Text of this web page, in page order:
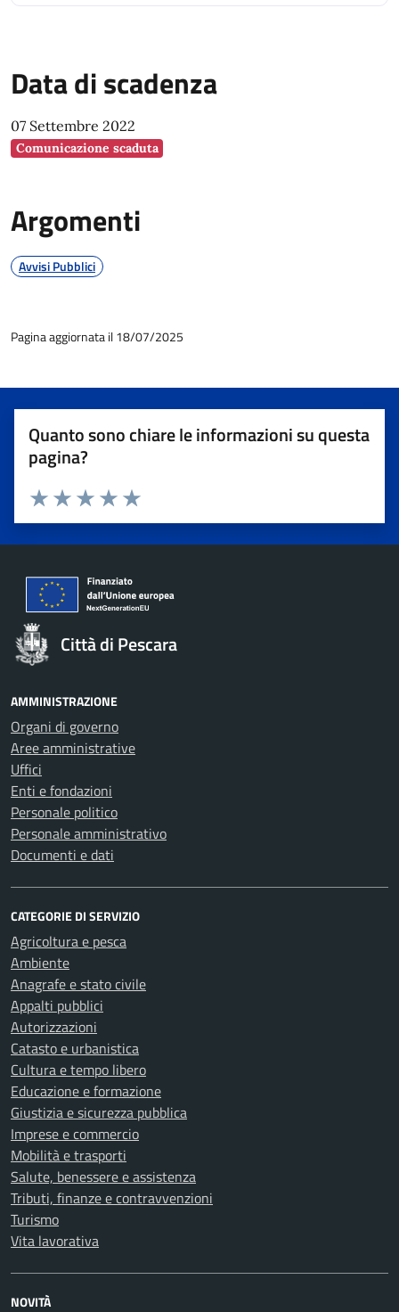
Data di scadenza
07 Settembre 2022
Comunicazione scaduta
Argomenti
Avvisi Pubblici
Pagina aggiornata il 18/07/2025
Quanto sono chiare le informazioni su questa
pagina?
Valuta 5 stelle su 5
Valuta 4 stelle su 5
Valuta 3 stelle su 5
Valuta 2 stelle su 5
Valuta 1 stelle su 5
Città di Pescara
AMMINISTRAZIONE
Organi di governo
Aree amministrative
Uffici
Enti e fondazioni
Personale politico
Personale amministrativo
Documenti e dati
CATEGORIE DI SERVIZIO
Agricoltura e pesca
Ambiente
Anagrafe e stato civile
Appalti pubblici
Autorizzazioni
Catasto e urbanistica
Cultura e tempo libero
Educazione e formazione
Giustizia e sicurezza pubblica
Imprese e commercio
Mobilità e trasporti
Salute, benessere e assistenza
Tributi, finanze e contravvenzioni
Turismo
Vita lavorativa
NOVITÀ